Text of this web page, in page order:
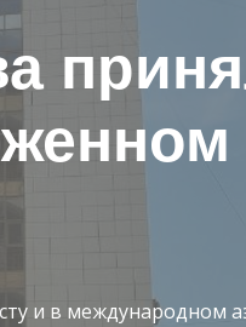
и в международном